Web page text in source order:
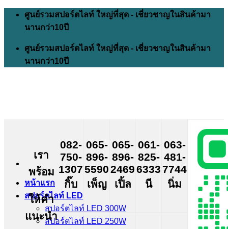
Skip
content
ศูนย์รวมสปอร์ตไลท์ ใหญ่ที่สุด - เชี่ยวชาญในสินค้ามา
นานกว่า10ปี
ศูนย์รวมสปอร์ตไลท์ ใหญ่ที่สุด - เชี่ยวชาญในสินค้ามา
นานกว่า10ปี
หน้าแรก
สปอร์ตไลท์ LED
สปอร์ตไลท์ LED 300W
สปอร์ตไลท์ LED 250W
เรา
พร้อม
ให้คำ
แนะนำ
082-
750-
1307
กิ๊บ
065-
896-
5590
เพ็ญ
065-
896-
2469
เปิ้ล
061-
825-
6333
นี
063-
481-
7744
นิ่ม